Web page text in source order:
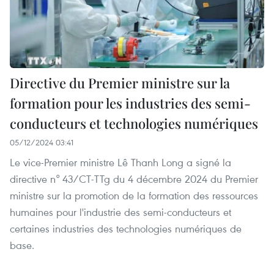
Directive du Premier ministre sur la
formation pour les industries des semi-
conducteurs et technologies numériques
05/12/2024 03:41
Le vice-Premier ministre Lê Thanh Long a signé la
directive n° 43/CT-TTg du 4 décembre 2024 du Premier
ministre sur la promotion de la formation des ressources
humaines pour l'industrie des semi-conducteurs et
certaines industries des technologies numériques de
base.